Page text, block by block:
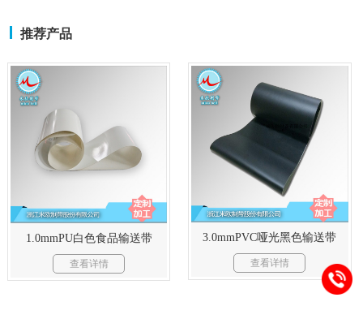
推荐产品
1.0mmPU白色食品输送带
查看详情
3.0mmPVC哑光黑色输送带
查看详情